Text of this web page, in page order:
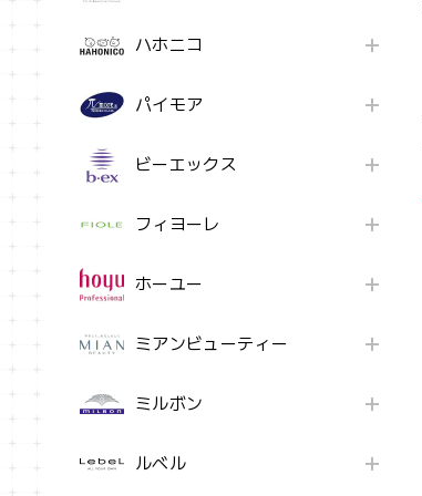
ハホニコ
パイモア
ビーエックス
フィヨーレ
ホーユー
ミアンビューティー
ミルボン
ルベル